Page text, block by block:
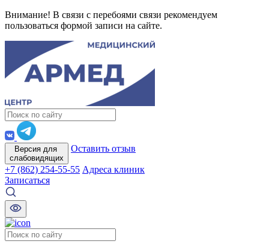
Внимание! В связи с перебоями связи рекомендуем
пользоваться формой записи на сайте.
Версия для
слабовидящих
Оставить отзыв
+7 (862) 254-55-55 Адреса клиник
Записаться